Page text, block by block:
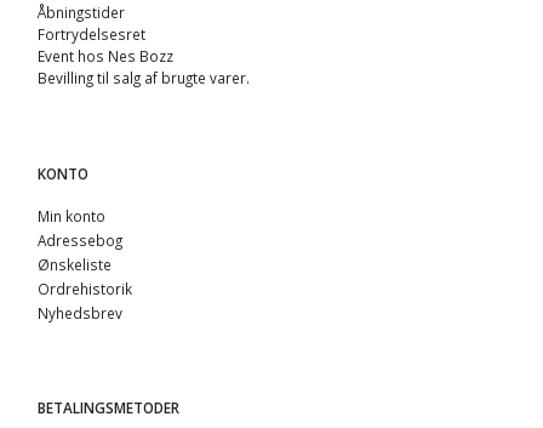
Åbningstider
Fortrydelsesret
Event hos Nes Bozz
Bevilling til salg af brugte varer.
KONTO
Min konto
Adressebog
Ønskeliste
Ordrehistorik
Nyhedsbrev
BETALINGSMETODER